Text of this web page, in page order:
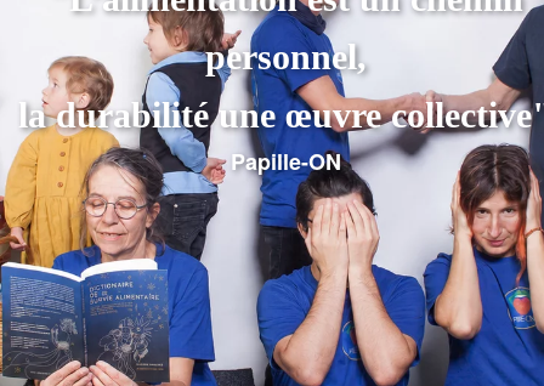
personnel,
la durabilité une œuvre
Papille-ON